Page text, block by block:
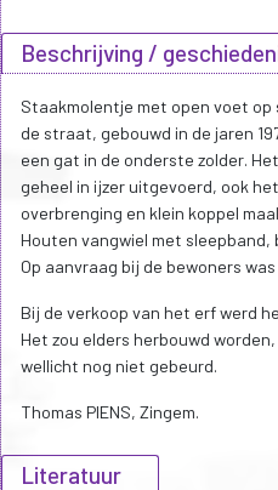
Beschrijving /
Staakmolentje met open voet op
de straat, gebouwd in de jaren
een gat in de onderste zolder.
geheel in ijzer uitgevoerd, ook
overbrenging en klein koppel
Houten vangwiel met
Op aanvraag bij de bewoners
Bij de verkoop van het erf werd
Het zou elders herbouwd
wellicht nog niet gebeurd.
Thomas PIENS, Zingem.
Literatuur